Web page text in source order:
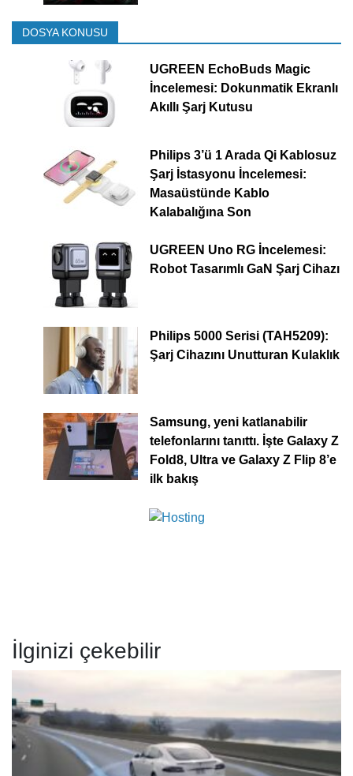
DOSYA KONUSU
UGREEN EchoBuds Magic
İncelemesi: Dokunmatik Ekranlı
Akıllı Şarj Kutusu
Philips 3’ü 1 Arada Qi Kablosuz
Şarj İstasyonu İncelemesi:
Masaüstünde Kablo
Kalabalığına Son
UGREEN Uno RG İncelemesi:
Robot Tasarımlı GaN Şarj Cihazı
Philips 5000 Serisi (TAH5209):
Şarj Cihazını Unutturan Kulaklık
Samsung, yeni katlanabilir
telefonlarını tanıttı. İşte Galaxy Z
Fold8, Ultra ve Galaxy Z Flip 8’e
ilk bakış
İlginizi çekebilir